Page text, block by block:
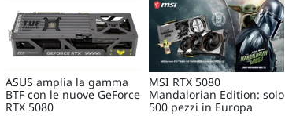
ASUS amplia la gamma
BTF con le nuove GeForce
RTX 5080
MSI RTX 5080
Mandalorian Edition: solo
500 pezzi in Europa